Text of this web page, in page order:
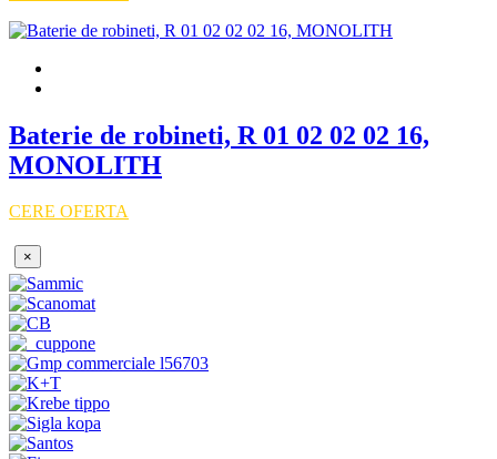
Baterie de robineti, R 01 02 02 02 16,
MONOLITH
CERE OFERTA
×